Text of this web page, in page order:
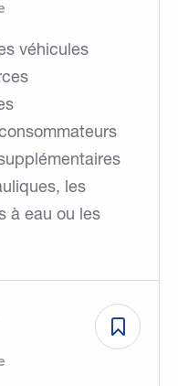
véhicules
les
à eau ou les